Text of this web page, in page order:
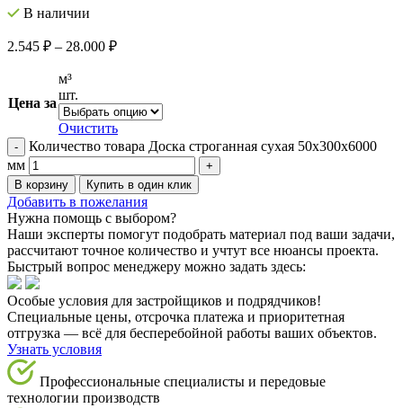
В наличии
2.545 ₽ – 28.000 ₽
Цена за
м³
шт.
Очистить
Количество товара Доска строганная сухая 50х300х6000
мм
В корзину Купить в один клик
Добавить в пожелания
Нужна помощь с выбором?
Наши эксперты помогут подобрать материал под ваши задачи,
рассчитают точное количество и учтут все нюансы проекта.
Быстрый вопрос менеджеру можно задать здесь:
Особые условия для застройщиков и подрядчиков!
Специальные цены, отсрочка платежа и приоритетная
отгрузка — всё для бесперебойной работы ваших объектов.
Узнать условия
Профессиональные специалисты и передовые
технологии производств